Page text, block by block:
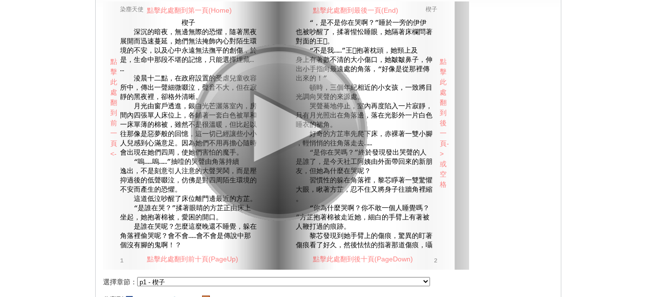
染塵天使 楔子
楔子
深沉的暗夜，無邊無際的恐懼，隨著黑夜
展開而迅速蔓延，她們無法掩飾內心對陌生環
境的不安，以及心中永遠無法撫平的創傷，於
是，生命中那段不堪的記憶，只能選擇埋藏…
…
淩晨十二點，在政府設置的受虐兒童收容
所中，傳出一聲細微啜泣，聲音不大，但在寂
靜的黑夜裡，卻格外清晰。
月光由窗戶透進，銀白光芒灑落室內，房
間內四張單人床位上，各鋪著一套白色被單和
一床單薄的棉被，雖然不是很溫暖，但比起以
往那像是惡夢般的回憶，這一切已經讓些小小
人兒感到心滿意足。因為她們不用再擔心隨時
會出現在她們四周，使她們害怕的魔手。
“嗚……嗚……”抽噎的哭聲由角落持續
逸出，不是刻意引人注意的大聲哭鬨，而是壓
抑過後的低聲啜泣，仿佛是對四周陌生環境的
不安而產生的恐懼。
這道低泣吵醒了床位離門邊最近的方芷。
“是誰在哭？”揉著眼睛的方芷正由床上
坐起，她抱著棉被，愛困的開口。
是誰在哭呢？怎麼這麼晚還不睡覺，躲在
角落裡偷哭呢？會不會……會不會是傳說中那
個沒有腳的鬼啊！？
“，是不是你在哭啊？”睡於一旁的伊伊
也被吵醒了，揉著惺忪睡眼，她隔著床欄問著
對面的王。
“不是我……”王抱著枕頭，她頸上及
身上有著數不清的大小傷口，她皺皺鼻子，伸
出小手指向最遠處的角落，“好像是從那裡傳
出來的！”
頓時，三個年紀相近的小女孩，一致將目
光調向哭聲的來源處。
哭聲驀地停止，室內再度陷入一片寂靜，
只有月光照出在角落邊，落在光影外一片白色
睡衣的裙角。
好奇的方芷率先爬下床，赤裸著一雙小腳
，輕悄悄的往角落走去……
“是你在哭嗎？”終於發現發出哭聲的人
是誰了，是今天社工阿姨由外面帶回來的新朋
友，但她為什麼在哭呢？
習慣性的躲在角落裡，黎芯睜著一雙驚懼
大眼，瞅著方芷，忍不住又將身子往牆角裡縮
。
“你為什麼哭啊？你不敢一個人睡覺嗎？
”方芷抱著棉被走近她，細白的手臂上有著被
人鞭打過的痕跡。
黎芯發現到她手臂上的傷痕，驚異的盯著
傷痕看了好久，然後怯怯的指著那道傷痕，囁
1 2
選擇章節：
點擊此處翻到第一頁(Home) 點擊此處翻到最後一頁(End)
點擊此處翻到前十頁(PageUp) 點擊此處翻到後十頁(PageDown)
點
擊
此
處
翻
到
前
一
頁
<-
點
擊
此
處
翻
到
後
一
頁-
>
或
空
格